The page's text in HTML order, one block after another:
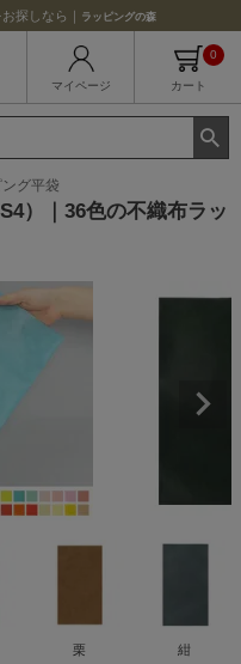
探しなら｜ ラッピングの森
マイページ カート
0
グ平袋
）｜36色の不織布ラッ
栗 紺